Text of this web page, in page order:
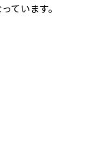
ています。